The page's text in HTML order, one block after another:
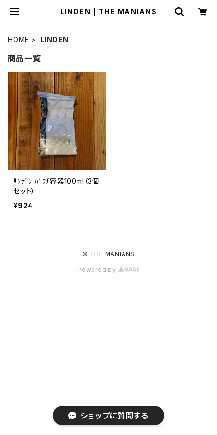
LINDEN | THE MANIANS
HOME LINDEN
商品一覧
ﾘﾝﾃﾞﾝ ﾊﾟｳﾁ容器100ml（3個
セット）
¥924
© THE MANIANS
Powered by
ショップに質問する